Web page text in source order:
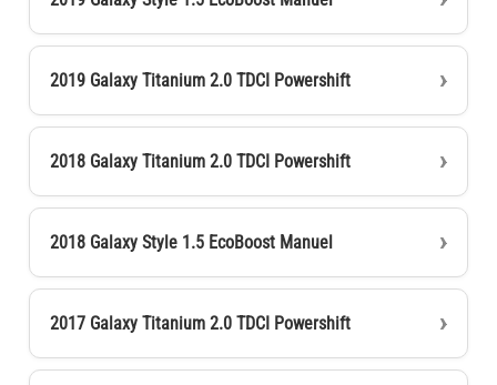
2019 Galaxy Titanium 2.0 TDCI Powershift
2018 Galaxy Titanium 2.0 TDCI Powershift
2018 Galaxy Style 1.5 EcoBoost Manuel
2017 Galaxy Titanium 2.0 TDCI Powershift